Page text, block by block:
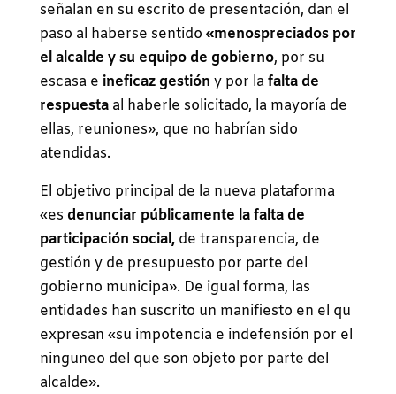
señalan en su escrito de presentación, dan el
paso al haberse sentido «menospreciados por
el alcalde y su equipo de gobierno, por su
escasa e ineficaz gestión y por lafalta de
respuestaal haberle solicitado, la mayoría de
ellas, reuniones», que no habrían sido
atendidas.
El objetivo principal de la nueva plataforma
«es denunciar públicamente la falta de
participación social,de transparencia, de
gestión y de presupuesto por parte del
gobierno municipa». De igual forma, las
entidades han suscrito un manifiesto en el qu
expresan «su impotencia e indefensión por el
ninguneo del que son objeto por parte del
alcalde».